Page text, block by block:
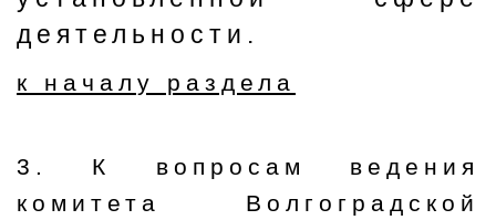
деятельности.
к началу раздела
3. К вопросам ведения
комитета Волгоградской